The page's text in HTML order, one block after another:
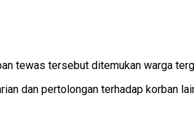
tewas tersebut ditemukan warga
dan pertolongan terhadap korban